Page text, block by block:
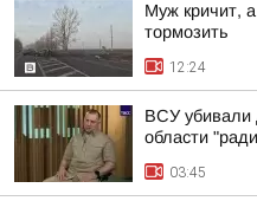
Муж кричит,
тормозить
12:24
ВСУ убивали
области
03:45